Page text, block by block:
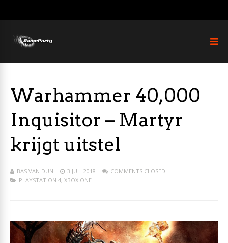
Warhammer 40,000
Inquisitor – Martyr
krijgt uitstel
BAS VAN DUN 3 JULI 2018
COMMENTS CLOSED
PLAYSTATION 4, XBOX ONE